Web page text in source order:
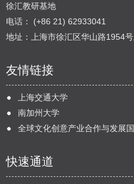
徐汇教研基地
电话： (+86 21) 62933041
地址：上海市徐汇区华山路1954
友情链接
上海交通大学
南加州大学
全球文化创意产业合作与发展
快速通道